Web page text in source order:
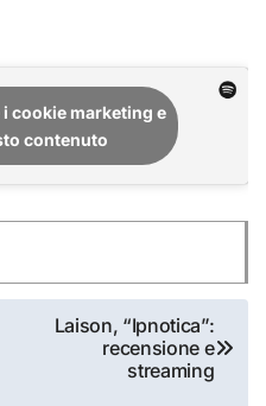
cookie marketing e
contenuto
Laison, “Ipnotica”:
recensione e
streaming